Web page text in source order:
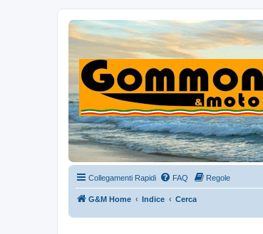
Collegamenti Rapidi FAQ Regole
G&M Home Indice Cerca